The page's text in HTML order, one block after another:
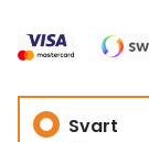
Svart